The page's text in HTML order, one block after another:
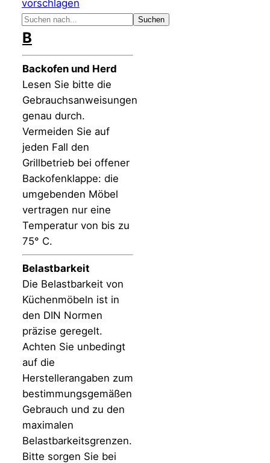
vorschlagen
B
Backofen und Herd
Lesen Sie bitte die
Gebrauchsanweisungen
genau durch.
Vermeiden Sie auf
jeden Fall den
Grillbetrieb bei offener
Backofenklappe: die
umgebenden Möbel
vertragen nur eine
Temperatur von bis zu
75° C.
Belastbarkeit
Die Belastbarkeit von
Küchenmöbeln ist in
den DIN Normen
präzise geregelt.
Achten Sie unbedingt
auf die
Herstellerangaben zum
bestimmungsgemäßen
Gebrauch und zu den
maximalen
Belastbarkeitsgrenzen.
Bitte sorgen Sie bei